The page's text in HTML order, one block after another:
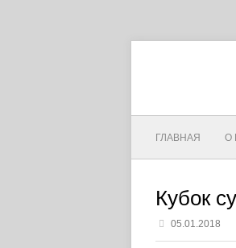
ГЛАВНАЯ О
Кубок
05.01.2018